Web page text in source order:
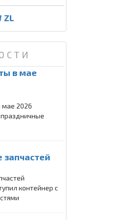
ZL
в мае
запчастей
контейнер с